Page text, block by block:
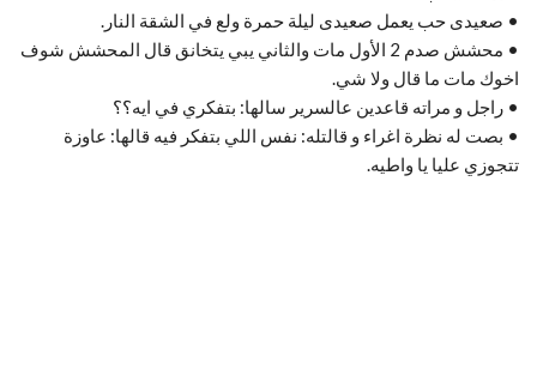
• صعيدى حب يعمل صعيدى ليلة حمرة ولع في الشقة النار.
• محشش صدم 2 الأول مات والثاني يبي يتخانق قال المحشش شوف
اخوك مات ما قال ولا شي.
• راجل و مراته قاعدين عالسرير سالها: بتفكري في ايه؟؟
• بصت له نظرة اغراء و قالتله: نفس اللي بتفكر فيه قالها: عاوزة
تتجوزي عليا يا واطيه.